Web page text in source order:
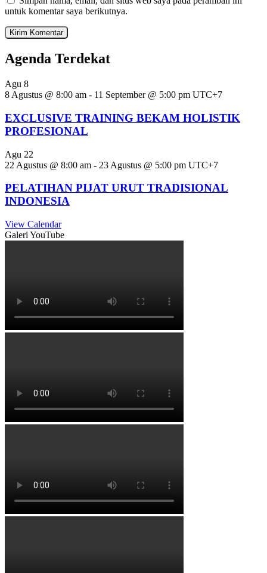
untuk komentar saya berikutnya.
Agenda Terdekat
Agu 8
8 Agustus @ 8:00 am - 11 September @ 5:00 pm UTC+7
EXCLUSIVE TRAINING BEKAM HOLISTIK
PROFESIONAL
Agu 22
22 Agustus @ 8:00 am - 23 Agustus @ 5:00 pm UTC+7
PELATIHAN PIJAT URUT TRADISIONAL
INDONESIA
View Calendar
Galeri YouTube